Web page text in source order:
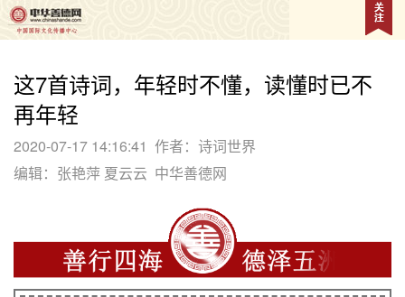
这7首诗词，年轻时不懂，读懂时已不
再年轻
2020-07-17 14:16:41 作者：诗词世界
编辑：张艳萍 夏云云 中华善德网